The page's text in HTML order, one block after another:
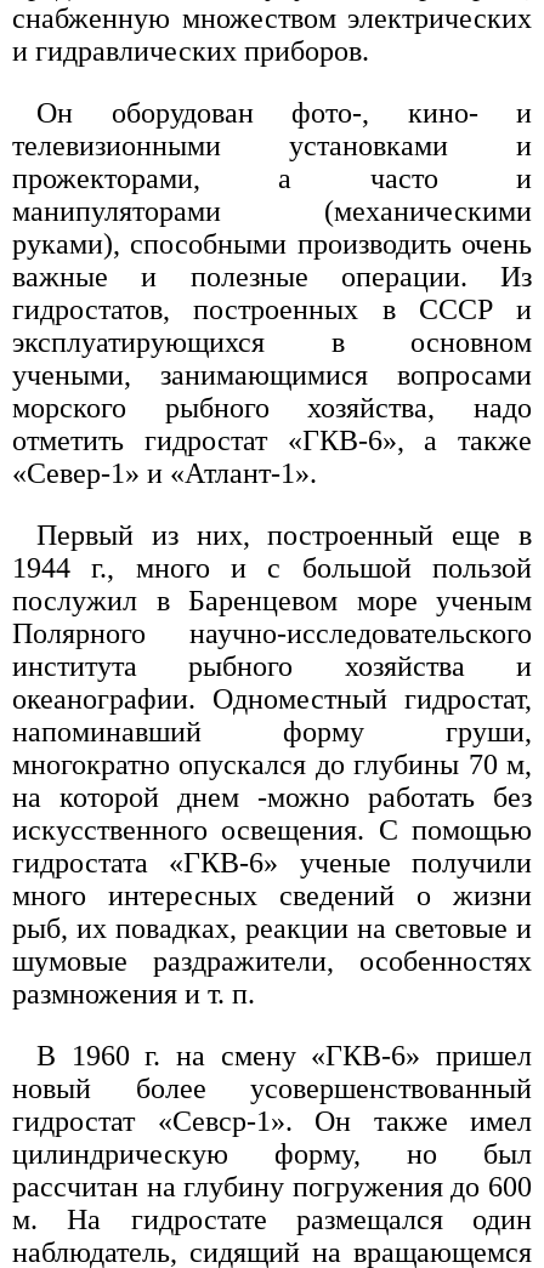
снабженную множеством электрических
и гидравлических приборов.
Он оборудован фото-, кино- и
телевизионными установками и
прожекторами, а часто и
манипуляторами (механическими
руками), способными производить очень
важные и полезные операции. Из
гидростатов, построенных в СССР и
эксплуатирующихся в основном
учеными, занимающимися вопросами
морского рыбного хозяйства, надо
отметить гидростат «ГКВ-6», а также
«Север-1» и «Атлант-1».
Первый из них, построенный еще в
1944 г., много и с большой пользой
послужил в Баренцевом море ученым
Полярного научно-исследовательского
института рыбного хозяйства и
океанографии. Одноместный гидростат,
напоминавший форму груши,
многократно опускался до глубины 70 м,
на которой днем -можно работать без
искусственного освещения. С помощью
гидростата «ГКВ-6» ученые получили
много интересных сведений о жизни
рыб, их повадках, реакции на световые и
шумовые раздражители, особенностях
размножения и т. п.
В 1960 г. на смену «ГКВ-6» пришел
новый более усовершенствованный
гидростат «Севср-1». Он также имел
цилиндрическую форму, но был
рассчитан на глубину погружения до 600
м. На гидростате размещался один
наблюдатель, сидящий на вращающемся